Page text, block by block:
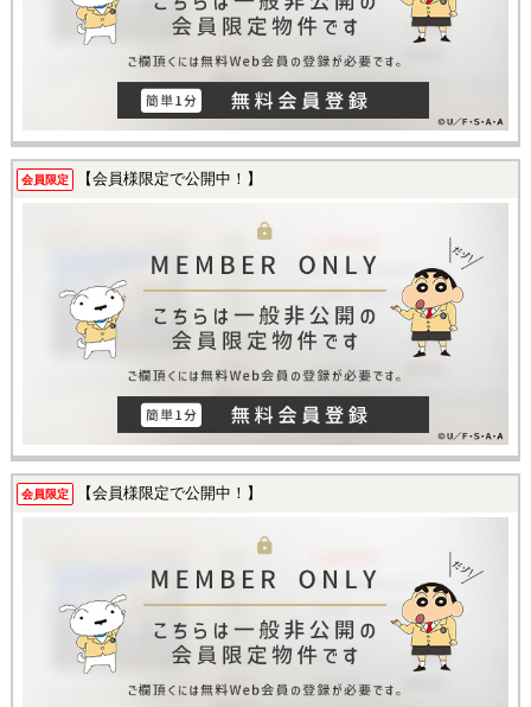
会員限定 【会員様限定で公開中！】
会員限定 【会員様限定で公開中！】